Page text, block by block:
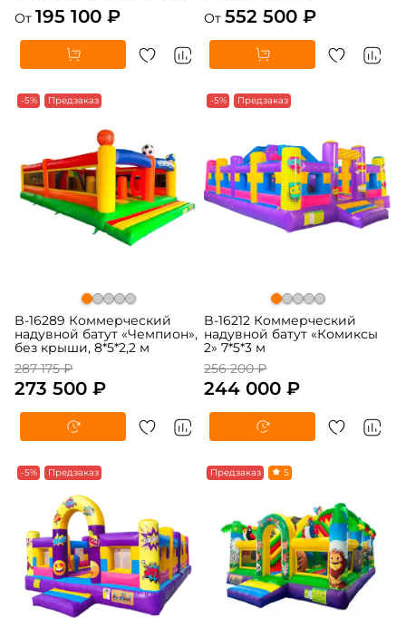
От 195 100 ₽
От 552 500 ₽
-5% Предзаказ
B-16289 Коммерческий
надувной батут «Чемпион»,
без крыши, 8*5*2,2 м
287 175 ₽
273 500 ₽
-5% Предзаказ
B-16212 Коммерческий
надувной батут «Комиксы
2» 7*5*3 м
256 200 ₽
244 000 ₽
-5% Предзаказ Предзаказ 5